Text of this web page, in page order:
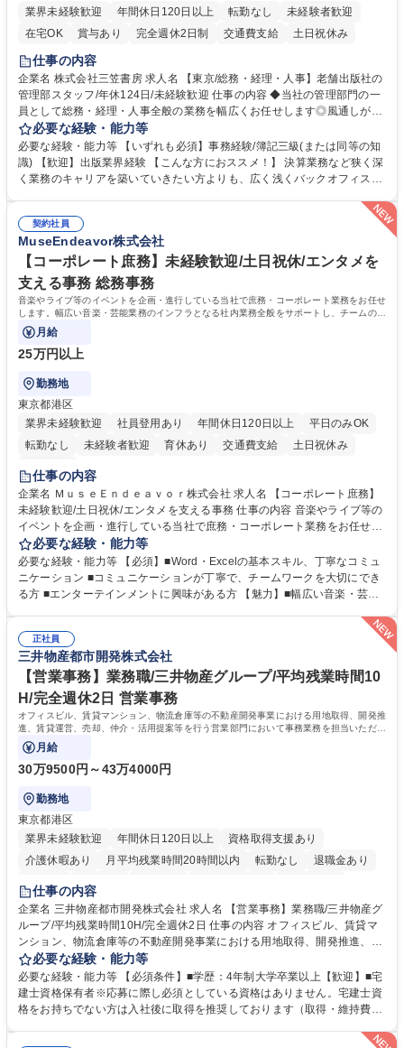
業界未経験歓迎
年間休日120日以上 転勤なし
未経験者歓迎
在宅OK
賞与あり 完全週休2日制 交通費支給 土日祝休み
仕事の内容
企業名 株式会社三笠書房 求人名 【東京/総務・経理・人事】老舗出版社の
管理部スタッフ/年休124日/未経験歓迎 仕事の内容 ◆当社の管理部門の一
員として総務・経理・人事全般の業務を幅広くお任せします◎風通しが良
く、社員一人ひとりの意思を尊重する社風です。気軽に相談し合える環境
で幅広いバックオフィス業務を習得いただきます。 具体的には■総務：備
品補充、採用に関するスケジュール調整など■経理；経費精算、入出金管
理、提示支払業務、問い合わせ対応など。 社員とのコミュニケーションを
は幅広い業務に携わり、意見やアイデアなど積極的に発信しやすい環境で
す。 募集職種 【東京/総務・経理・人事】老舗出版社の管理部スタッフ/年
休124日/未経験歓迎
必要な経験・能力等
必要な経験・能力等 【いずれも必須】事務経験/簿記三級(または同等の知
識) 【歓迎】出版業界経験 【こんな方におススメ！】 決算業務など狭く深
く業務のキャリアを築いていきたい方よりも、広く浅くバックオフィスの
契約社員
MuseEndeavor株式会社
【コーポレート庶務】未経験歓迎/土日祝休/エンタメを
支える事務 総務事務
音楽やライブ等のイベントを企画・進行している当社で庶務・コーポレート業務をお任せ
します。幅広い音楽・芸能業務のインフラとなる社内業務全般をサポートし、チームの円
滑な運営を支えていただきます。
月給
25万円以上
勤務地
東京都港区
業界未経験歓迎
社員登用あり 年間休日120日以上
平日のみOK
転勤なし
未経験者歓迎 育休あり 交通費支給
土日祝休み
服装自由
仕事の内容
企業名 ＭｕｓｅＥｎｄｅａｖｏｒ株式会社 求人名 【コーポレート庶務】
未経験歓迎/土日祝休/エンタメを支える事務 仕事の内容 音楽やライブ等の
イベントを企画・進行している当社で庶務・コーポレート業務をお任せし
ます。幅広い音楽・芸能業務のインフラとなる社内業務全般をサポート
し、チームの円滑な運営を支えていただきます。 ■社内の庶務・一般事務
全般、書類整理、備品管理・発注 ■郵便物の仕分け、来客・電話対応、社
内環境の維持サポート ■経理や人事/採用の外注事業者とのやりとり・プロ
く 進行管理能力や調整力など、市場価値の高いキャリアアップが可能で
す。 ※業務の変更範囲：会社の定める業務※ 募集職種 【コーポレート庶
務】未経験歓迎/土日祝休/エンタメを支える事務
必要な経験・能力等
必要な経験・能力等 【必須】■Word・Excelの基本スキル、丁寧なコミュ
ニケーション ■コミュニケーションが丁寧で、チームワークを大切にでき
る方 ■エンターテインメントに興味がある方 【魅力】■幅広い音楽・芸能
体感しながら、社会貢献性の高い業務に携わることができます。■単なる
ルーティンワークに留まらず、外注事業者との連携や業務プロセスの推進
など、自らの裁量で組織の仕組みづくりに関われるやりがいがあります。
■土日祝休みで、プライベートと両立しながら専門スキルを磨ける環境で
す。 学歴・資格 学歴：大学院 大学 高専 短大 専修学校 高校 語学力： 資
格：
正社員
三井物産都市開発株式会社
【営業事務】業務職/三井物産グループ/平均残業時間10
H/完全週休2日 営業事務
オフィスビル、賃貸マンション、物流倉庫等の不動産開発事業における用地取得、開発推
進、賃貸運営、売却、仲介・活用提案等を行う営業部門において事務業務を担当いただき
ます。
月給
30万9500円～43万4000円
勤務地
東京都港区
業界未経験歓迎
年間休日120日以上
資格取得支援あり
介護休暇あり
月平均残業時間20時間以内 転勤なし
退職金あり
在宅OK
賞与あり
駅近5分以内
土日祝休み 寮・社宅あり
仕事の内容
企業名 三井物産都市開発株式会社 求人名 【営業事務】業務職/三井物産グ
ループ/平均残業時間10H/完全週休2日 仕事の内容 オフィスビル、賃貸マ
ンション、物流倉庫等の不動産開発事業における用地取得、開発推進、賃
貸運営、売却、仲介・活用提案等を行う営業部門において事務業務を担当
いただきます。 【詳細】・契約書管理、契約書製本、捺印対応、ファイリ
ング、登記簿取得、調書取得・支払業務（各種費用支払、支払管理、請
求・支払データ登録、取引先マスター申請対応）・予算作成及び予実管
告書作成及び月次管理・部内総務庶務全般 など※※配属先によっては上記
必要な経験・能力等
必要な経験・能力等 【必須条件】■学歴：4年制大学卒業以上【歓迎】■宅
建士資格保有者※応募に際し必須としている資格はありません。宅建士資
格をお持ちでない方は入社後に取得を推奨しております（取得・維持費用
る方。 ・社内外の多様な関係者と協調して業務を進められるコミュニケー